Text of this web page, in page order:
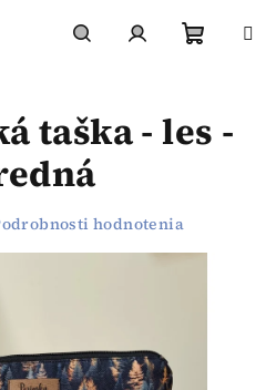
košík
taška - les -
hodnotenia